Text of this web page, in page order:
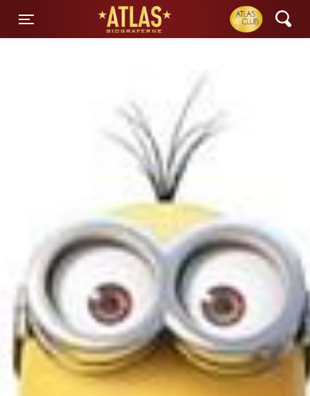
Toggle navigation
ATLAS Biograferne